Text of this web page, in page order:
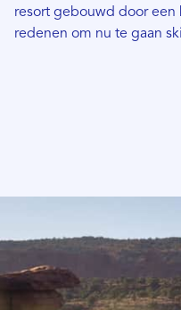
resort gebouwd door
redenen om nu te gaan